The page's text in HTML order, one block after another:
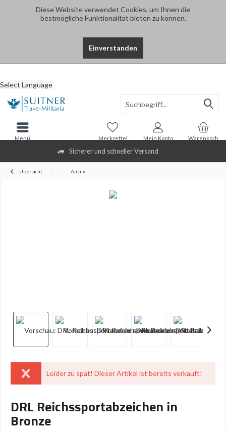
Diese Website verwendet Cookies, um Ihnen die
bestmögliche Funktionalität bieten zu können.
Einverstanden
Sicherer und schneller Versand
Select Language
Warenkorb
Merkzettel Mein Konto
Menü
Übersicht Archiv
Leider zu spät! Dieser Artikel ist bereits verkauft!
DRL Reichssportabzeichen in
Bronze